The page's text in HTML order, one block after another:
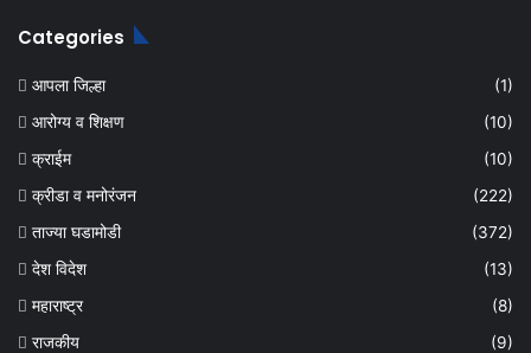
Categories
आपला जिल्हा
(1)
आरोग्य व शिक्षण
(10)
क्राईम
(10)
क्रीडा व मनोरंजन
(222)
ताज्या घडामोडी
(372)
देश विदेश
(13)
महाराष्ट्र
(8)
राजकीय
(9)